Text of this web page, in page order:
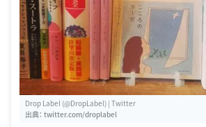
Drop Label (@DropLabel) | Twitter
出典： twitter.com/droplabel